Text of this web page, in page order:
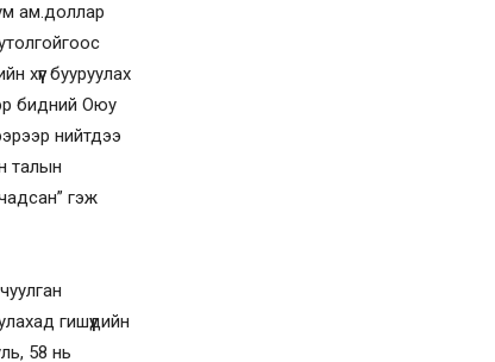
ам.доллар
хүүг бууруулах
бидний Оюу
нийтдээ
талын
гэж
гишүүдийн
58 нь